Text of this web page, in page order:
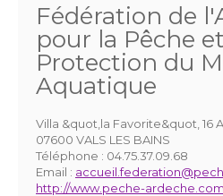
Fédération de
pour la Pêche
Protection du
Aquatique
Villa &quot,la Favorite&quot, 16
07600 VALS LES BAINS
Téléphone : 04.75.37.09.68
Email :
http://www.peche-ardeche.com